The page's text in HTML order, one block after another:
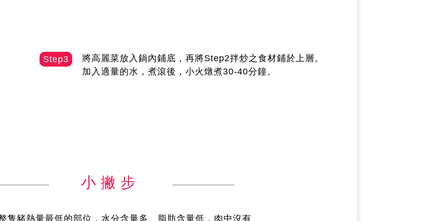
Step3
將高麗菜放入鍋內鋪底，再將Step2拌炒之食材鋪於上層。
加入適量的水，煮滾後，小火燉煮30-40分鐘。
小撇步
隻豬熱量最低的部位，水分含量多、脂肪含量低，肉中沒有